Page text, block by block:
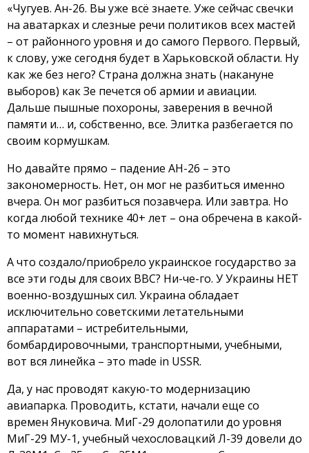
«Чугуев. Ан-26. Вы уже всё знаете. Уже сейчас свечки
на аватарках и слезные речи политиков всех мастей
– от районного уровня и до самого Первого. Первый,
к слову, уже сегодня будет в Харьковской области. Ну
как же без него? Страна должна знать (накануне
выборов) как Зе печется об армии и авиации.
Дальше пышные похороны, заверения в вечной
памяти и… и, собственно, все. Элитка разбегается по
своим кормушкам.
Но давайте прямо – падение АН-26 – это
закономерность. Нет, он мог не разбиться именно
вчера. Он мог разбиться позавчера. Или завтра. Но
когда любой технике 40+ лет – она обречена в какой-
то момент навихнуться.
А что создало/приобрело украинское государство за
все эти годы для своих ВВС? Ни-че-го. У Украины НЕТ
военно-воздушных сил. Украина обладает
исключительно советскими летательными
аппаратами – истребительными,
бомбардировочными, транспортными, учебными,
вот вся линейка – это made in USSR.
Да, у нас проводят какую-то модернизацию
авиапарка. Проводить, кстати, начали еще со
времен Януковича. МиГ-29 долопатили до уровня
МиГ-29 МУ-1, учебный чехословацкий Л-39 довели до